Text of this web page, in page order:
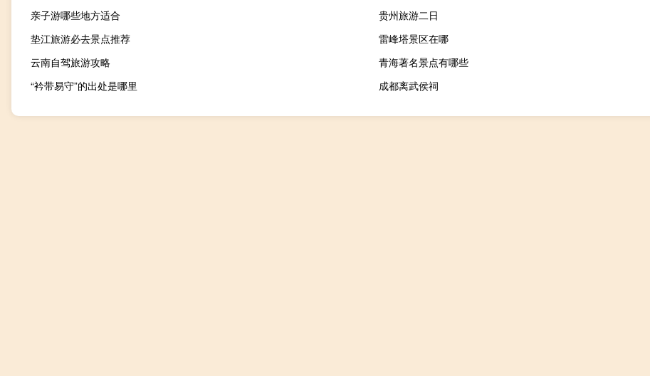
亲子游哪些地方适合
贵州旅游二日
垫江旅游必去景点推荐
雷峰塔景区在哪
云南自驾旅游攻略
青海著名景点有哪些
“衿带易守”的出处是哪里
成都离武侯祠